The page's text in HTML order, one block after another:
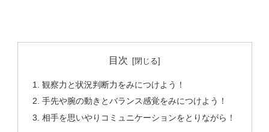
目次
観察力と状況判断力をみにつけよう！
手先や腕の動きとバランス感覚をみにつけよう！
相手を思いやりコミュニケーションをとりながら！